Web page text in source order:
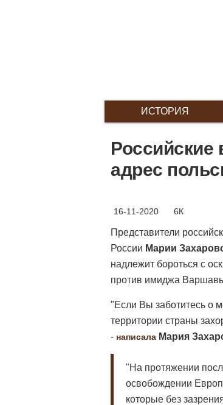
ИСТОРИЯ
адрес
16-11-2020 6К
Представители
России Марии
надлежит бороться с
против имиджа
"Если Вы заботитесь о
территории страны
- написала Мария
"На протяжении
освобождении
которые без